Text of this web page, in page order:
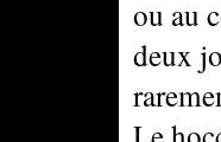
ou au
deux